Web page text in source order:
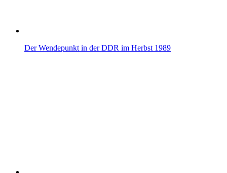
Der Wendepunkt in der DDR im Herbst 1989